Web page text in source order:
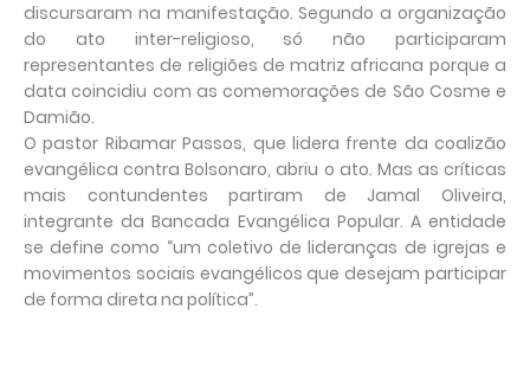
discursaram na manifestação. Segundo a organização
do ato inter-religioso, só não participaram
representantes de religiões de matriz africana porque a
data coincidiu com as comemorações de São Cosme e
Damião.
O pastor Ribamar Passos, que lidera frente da coalizão
evangélica contra Bolsonaro, abriu o ato. Mas as críticas
mais contundentes partiram de Jamal Oliveira,
integrante da Bancada Evangélica Popular. A entidade
se define como “um coletivo de lideranças de igrejas e
movimentos sociais evangélicos que desejam participar
de forma direta na política”.